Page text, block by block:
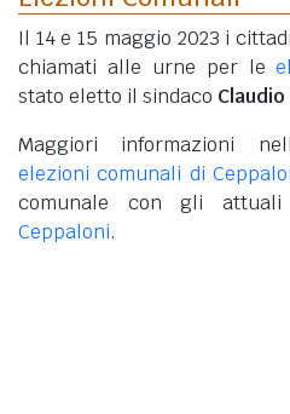
Il 14 e 15 maggio 2023 i
chiamati alle urne per le
stato eletto il sindaco
Maggiori informazioni
elezioni comunali di
comunale con gli attuali
Ceppaloni.